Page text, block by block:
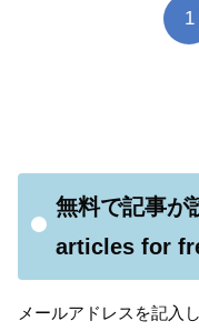
1
無料で記事が
articles for
メールアドレスを記入